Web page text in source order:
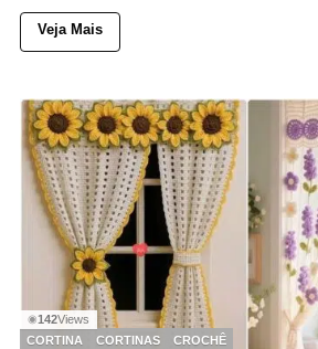
Veja Mais
◉142Views
CORTINA
CORTINAS CROCHÊ